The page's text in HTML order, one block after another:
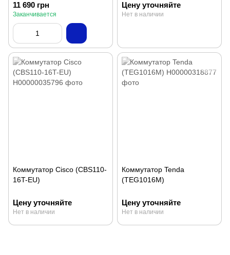
11 690 грн
Заканчивается
Цену уточняйте
Нет в наличии
Коммутатор Cisco (CBS110-
16T-EU)
Цену уточняйте
Нет в наличии
Коммутатор Tenda
(TEG1016M)
Цену уточняйте
Нет в наличии